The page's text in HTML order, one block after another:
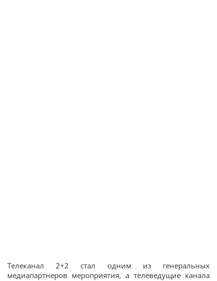
Телеканал 2+2 стал одним из генеральных
медиапартнеров мероприятия, а телеведущие канала